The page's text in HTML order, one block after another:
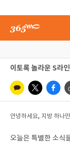
이토록 놀라운 S라
안녕하세요, 지방 하나
오늘은 특별한 소식